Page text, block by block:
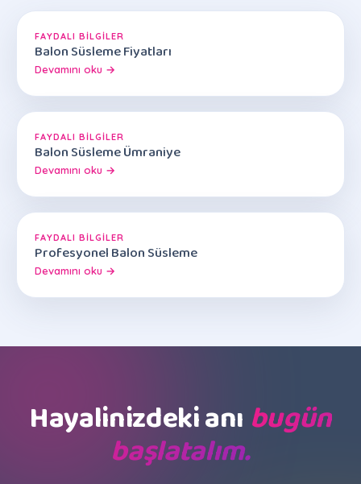
FAYDALI BILGILER
Balon Süsleme Fiyatları
Devamını oku →
FAYDALI BILGILER
Balon Süsleme Ümraniye
Devamını oku →
FAYDALI BILGILER
Profesyonel Balon Süsleme
Devamını oku →
Hayalinizdeki anı bugün
başlatalım.